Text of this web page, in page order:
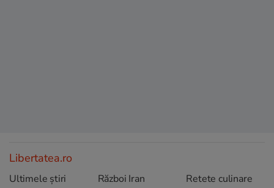
Libertatea.ro
Ultimele știri
Război Iran
Retete culinare